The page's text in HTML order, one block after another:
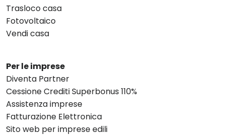
Trasloco casa
Fotovoltaico
Vendi casa
Per le imprese
Diventa Partner
Cessione Crediti Superbonus 110%
Assistenza imprese
Fatturazione Elettronica
Sito web per imprese edili